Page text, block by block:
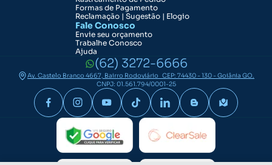
Formas de Pagamento
Reclamação | Sugestão | Elogio
Fale Conosco
Envie seu orçamento
Trabalhe Conosco
Ajuda
(62) 3272-6666
Av. Castelo Branco 4667, Bairro Rodoviário CEP: 74430 - 130 - Goiânia GO.
CNPJ: 01.561.794/0001-25